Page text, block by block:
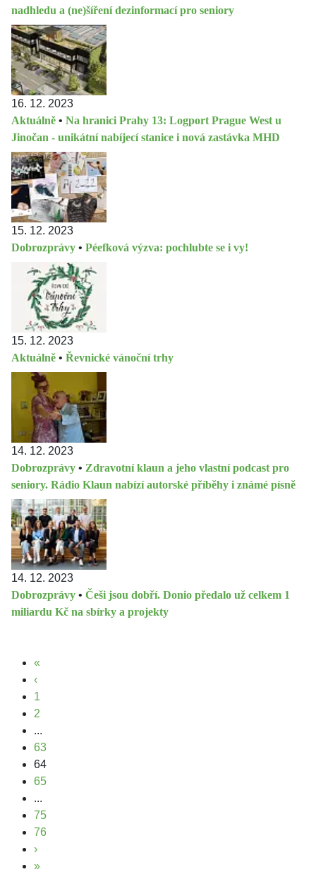
nadhledu a (ne)šíření dezinformací pro seniory
16. 12. 2023
Aktuálně • Na hranici Prahy 13: Logport Prague West u
Jinočan - unikátní nabíjecí stanice i nová zastávka MHD
15. 12. 2023
Dobrozprávy • Péefková výzva: pochlubte se i vy!
15. 12. 2023
Aktuálně • Řevnické vánoční trhy
14. 12. 2023
Dobrozprávy • Zdravotní klaun a jeho vlastní podcast pro
seniory. Rádio Klaun nabízí autorské příběhy i známé písně
14. 12. 2023
Dobrozprávy • Češi jsou dobří. Donio předalo už celkem 1
miliardu Kč na sbírky a projekty
«
‹
1
2
...
63
64
65
...
75
76
›
»